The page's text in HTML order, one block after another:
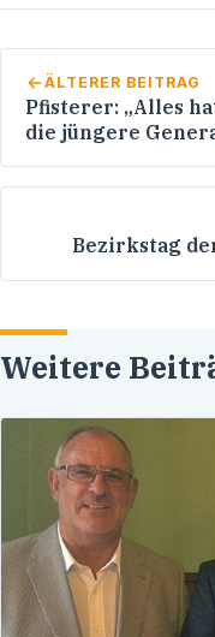
ÄLTERER BEITRAG
Pfisterer: „Alles
die jüngere
Bezirkstag
Weitere